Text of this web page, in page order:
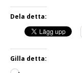
Dela detta:
Gilla detta: